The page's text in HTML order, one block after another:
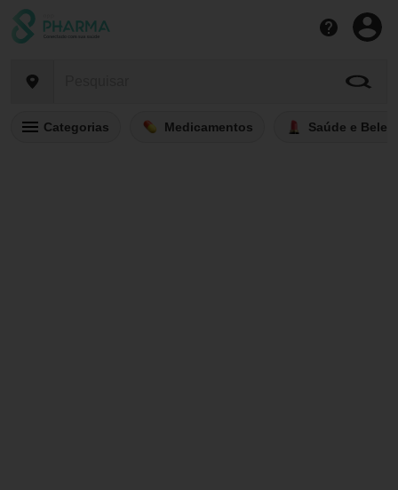
Categorias Medicamentos Saúde e